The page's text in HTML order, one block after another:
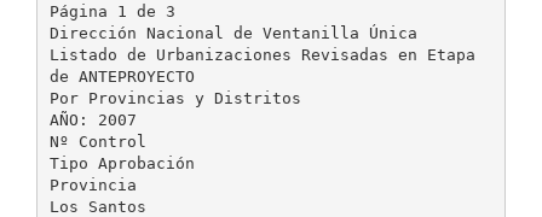
Página 1 de 3
Dirección Nacional de Ventanilla Única
Listado de Urbanizaciones Revisadas en Etapa
de ANTEPROYECTO
Por Provincias y Distritos
AÑO: 2007
Nº Control
Tipo Aprobación
Provincia
Los Santos